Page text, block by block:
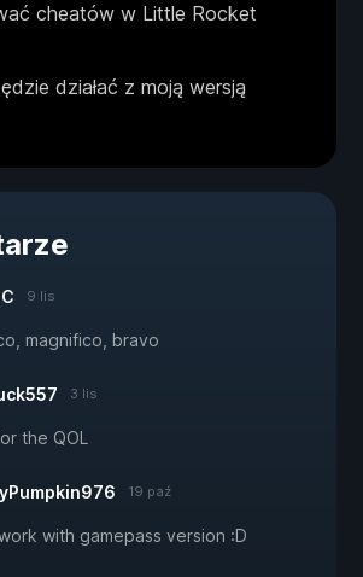
cheatów w Little Rocket
działać z moją wersją
9 lis
magnifico, bravo
3 lis
the QOL
19 paź
with gamepass version :D